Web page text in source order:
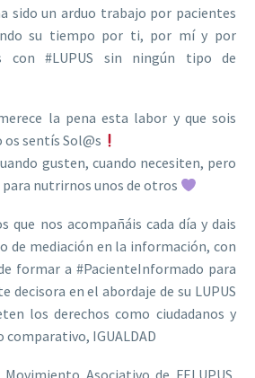
sido un arduo trabajo por pacientes
su tiempo por ti, por mí y por
con #LUPUS sin ningún tipo de
la pena esta labor y que sois
os sentís Sol@s
gusten, cuando necesiten, pero
nutrirnos unos de otros
que nos acompañáis cada día y dais
de mediación en la información, con
formar a #PacienteInformado para
decisora en el abordaje de su LUPUS
los derechos como ciudadanos y
comparativo, IGUALDAD
Asociativo de FELUPUS,